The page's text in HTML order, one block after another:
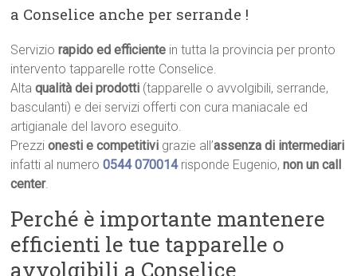
a Conselice anche per serrande !
Serviziorapido ed efficiente in tutta la provincia per pronto
intervento tapparelle rotte Conselice.
Altaqualità dei prodotti (tapparelle o avvolgibili, serrande,
basculanti) e dei servizi offerti con cura maniacale ed
artigianale del lavoro eseguito.
Prezzionesti e competitivi grazie all’assenza di intermediari
infatti al numero0544 070014 risponde Eugenio,non un call
center.
Perché è importante mantenere
efficienti le tue tapparelle o
avvolgibili a Conselice